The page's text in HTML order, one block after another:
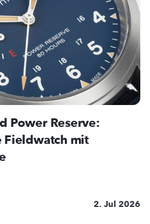
Power Reserve:
Fieldwatch mit
2. Jul 2026